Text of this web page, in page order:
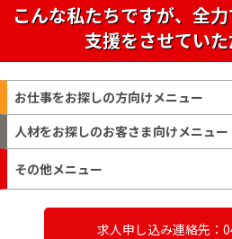
こんな私たちですが、全
支援をさせていた
お仕事をお探しの方向けメニュー
人材をお探しのお客さま向けメニュー
その他メニュー
求人申し込み連絡先：